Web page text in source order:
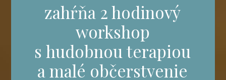
zahŕňa 2 hodinový
workshop
s hudobnou terapiou
a malé občerstvenie